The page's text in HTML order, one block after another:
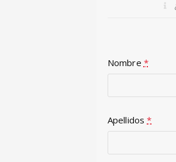
Nombre *
Apellidos *